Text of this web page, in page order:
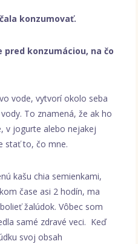
konzumovať.
konzumáciou, na čo
vode, vytvorí okolo seba
To znamená, že ak ho
v jogurte alebo nejakej
stať to, čo mne.
kašu chia semienkami,
čase asi 2 hodín, ma
žalúdok. Vôbec som
samé zdravé veci. Keď
svoj obsah